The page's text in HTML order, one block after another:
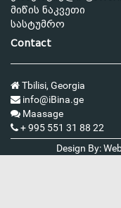
მიწის ნაკვეთი
სასტუმრო
Contact
Tbilisi, Georgia
info@iBina.ge
Maasage
+ 995 551 31 88 22
Design By: